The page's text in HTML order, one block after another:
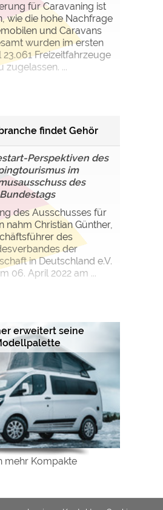
für Caravaning ist
wie die hohe Nachfrage
und Caravans
wurden im ersten
Freizeitfahrzeuge
zugelassen. ...
findet Gehör
Perspektiven des
im
des
Bundestags
des Ausschusses für
nahm Christian Günther,
des
der
in Deutschland e.V.
06. April 2022 am ...
erweitert seine
mehr Kompakte